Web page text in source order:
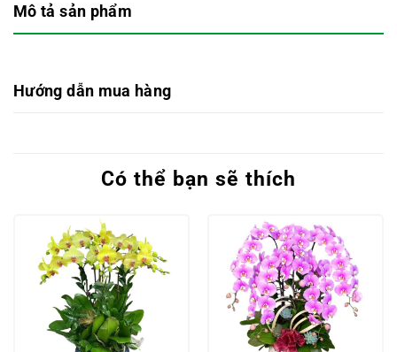
Mô tả sản phẩm
Hướng dẫn mua hàng
Có thể bạn sẽ thích